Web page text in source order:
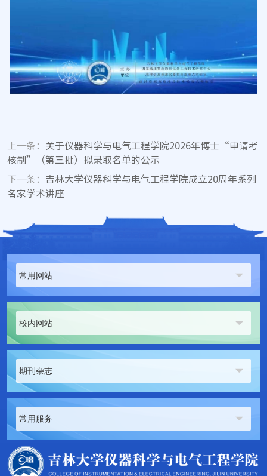
上一条： 关于仪器科学与电气工程学院2026年博士“申请考
核制”（第三批）拟录取名单的公示
下一条： 吉林大学仪器科学与电气工程学院成立20周年系列
名家学术讲座
常用网站
校内网站
期刊杂志
常用服务